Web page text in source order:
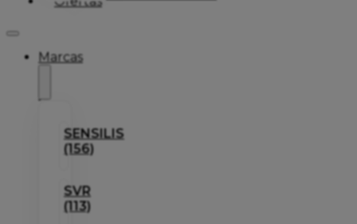
Marcas
SENSILIS
(156)
SVR
(113)